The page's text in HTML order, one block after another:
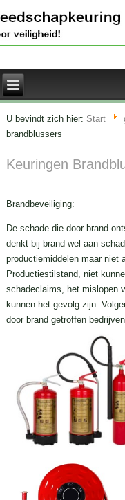
U bevindt zich hier: Start
brandblussers
Keuringen
Brandbeveiliging:
De schade die door brand
denkt bij brand wel aan
productiemiddelen maar niet
Productiestilstand, niet
schadeclaims, het mislopen
kunnen het gevolg zijn.
door brand getroffen